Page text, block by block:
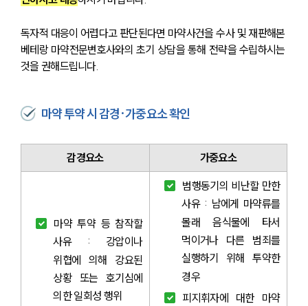
소식/자료
법률 블로그
법률서식
세미나
대륜법률상담예약
대륜법률상담예약
독자적 대응이 어렵다고 판단된다면 마약사건을 수사 및 재판해본
베테랑 마약전문변호사와의 초기 상담을 통해 전략을 수립하시는
것을 권해드립니다.
마약 투약 시 감경·가중요소 확인
감경요소 가중요소
마약 투약 등 참작할
사유 : 강압이나
위협에 의해 강요된
상황 또는 호기심에
의한 일회성 행위
범행동기의 비난할 만한
사유 : 남에게 마약류를
몰래 음식물에 타서
먹이거나 다른 범죄를
실행하기 위해 투약한
경우
피지휘자에 대한 마약